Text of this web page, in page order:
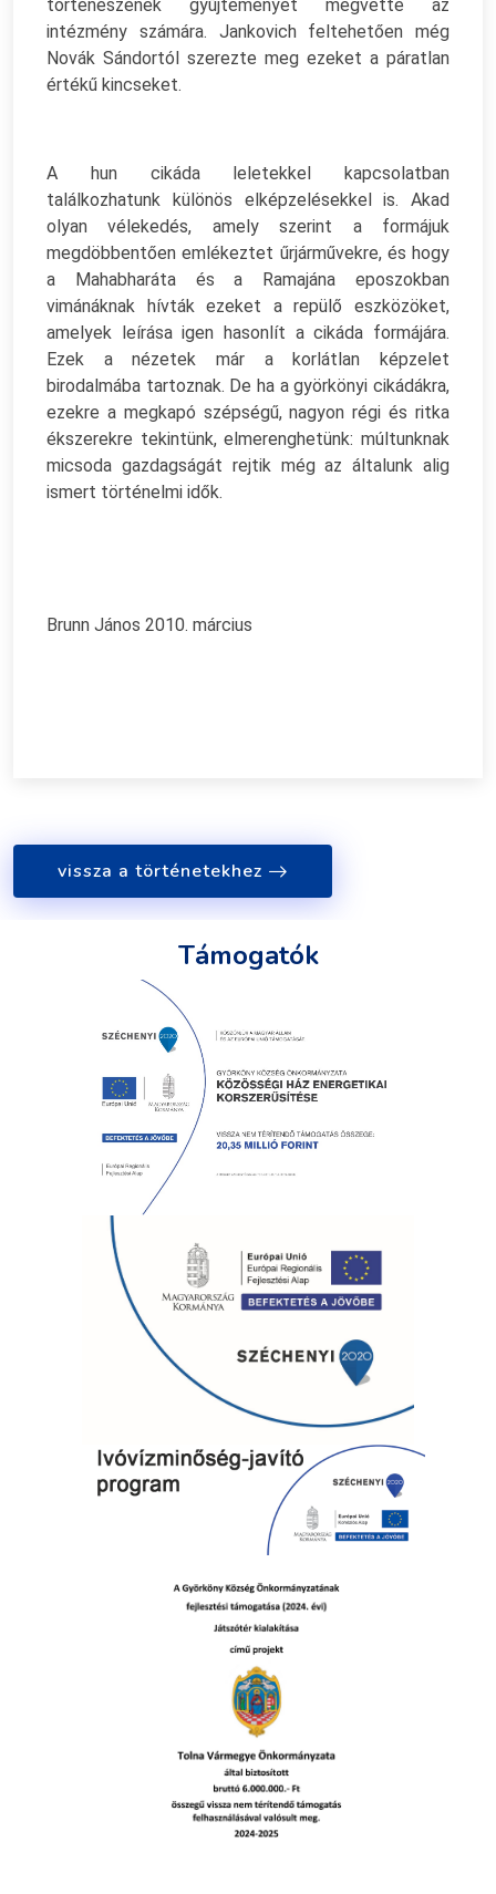
történészének gyűjteményét megvette az
intézmény számára. Jankovich feltehetően még
Novák Sándortól szerezte meg ezeket a páratlan
értékű kincseket.
A hun cikáda leletekkel kapcsolatban
találkozhatunk különös elképzelésekkel is. Akad
olyan vélekedés, amely szerint a formájuk
megdöbbentően emlékeztet űrjárművekre, és hogy
a Mahabharáta és a Ramajána eposzokban
vimánáknak hívták ezeket a repülő eszközöket,
amelyek leírása igen hasonlít a cikáda formájára.
Ezek a nézetek már a korlátlan képzelet
birodalmába tartoznak. De ha a györkönyi cikádákra,
ezekre a megkapó szépségű, nagyon régi és ritka
ékszerekre tekintünk, elmerenghetünk: múltunknak
micsoda gazdagságát rejtik még az általunk alig
ismert történelmi idők.
Brunn János 2010. március
vissza a történetekhez
Támogatók